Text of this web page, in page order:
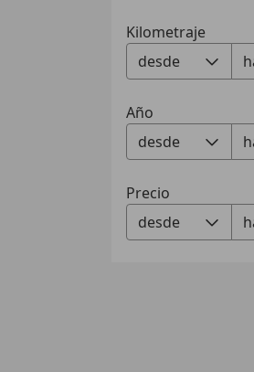
Kilometraje
Año
Precio